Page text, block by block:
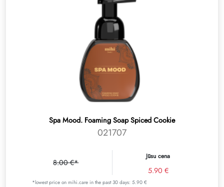
Spa Mood. Foaming Soap Spiced Cookie
021707
8.00 €*
Jūsu cena
5.90 €
*lowest price on mihi.care in the past 30 days: 5.90 €